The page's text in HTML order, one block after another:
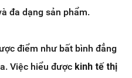
đa dạng sản phẩm.
điểm như bất bình đẳng
Việc hiểu được kinh tế thị